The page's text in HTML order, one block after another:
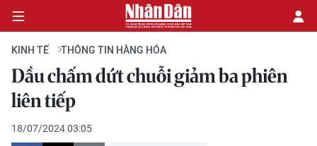
CHÍNH TRỊ
KINH TẾ
KINH TẾ THÔNG TIN HÀNG HÓA
Dầu chấm dứt chuỗi giảm ba phiên
liên tiếp
18/07/2024 03:05